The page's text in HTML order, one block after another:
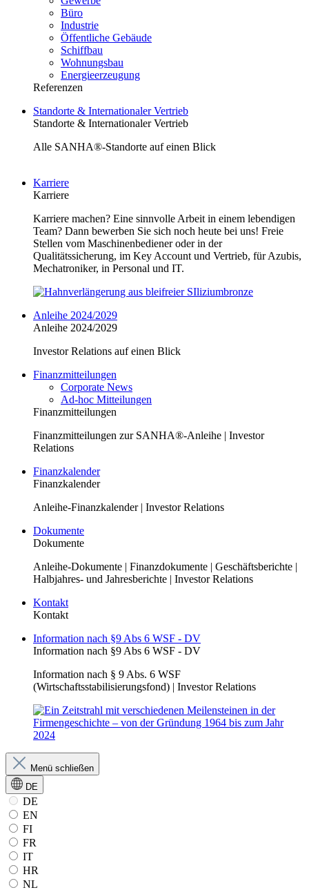
Büro
Industrie
Öffentliche Gebäude
Schiffbau
Wohnungsbau
Energieerzeugung
Referenzen
Standorte & Internationaler Vertrieb
Standorte & Internationaler Vertrieb
Alle SANHA®-Standorte auf einen Blick
Karriere
Karriere
Karriere machen? Eine sinnvolle Arbeit in einem lebendigen
Team? Dann bewerben Sie sich noch heute bei uns! Freie
Stellen vom Maschinenbediener oder in der
Qualitätssicherung, im Key Account und Vertrieb, für Azubis,
Mechatroniker, in Personal und IT.
Anleihe 2024/2029
Anleihe 2024/2029
Investor Relations auf einen Blick
Finanzmitteilungen
Corporate News
Ad-hoc Mitteilungen
Finanzmitteilungen
Finanzmitteilungen zur SANHA®-Anleihe | Investor
Relations
Finanzkalender
Finanzkalender
Anleihe-Finanzkalender | Investor Relations
Dokumente
Dokumente
Anleihe-Dokumente | Finanzdokumente | Geschäftsberichte |
Halbjahres- und Jahresberichte | Investor Relations
Kontakt
Kontakt
Information nach §9 Abs 6 WSF - DV
Information nach §9 Abs 6 WSF - DV
Information nach § 9 Abs. 6 WSF
(Wirtschaftsstabilisierungsfond) | Investor Relations
Menü schließen
DE
DE
EN
FI
FR
IT
HR
NL